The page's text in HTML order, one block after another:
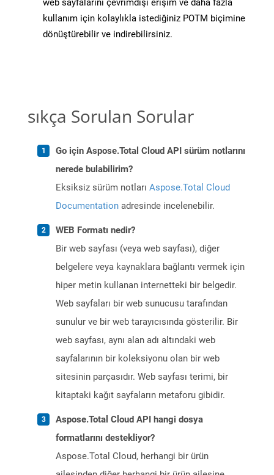
web sayfalarını çevrimdışı erişim ve daha fazla
kullanım için kolaylıkla istediğiniz POTM biçimine
dönüştürebilir ve indirebilirsiniz.
sıkça Sorulan Sorular
Go için Aspose.Total Cloud API sürüm notlarını
nerede bulabilirim?
Eksiksiz sürüm notları Aspose.Total Cloud
Documentation adresinde incelenebilir.
WEB Formatı nedir?
Bir web sayfası (veya web sayfası), diğer
belgelere veya kaynaklara bağlantı vermek için
hiper metin kullanan internetteki bir belgedir.
Web sayfaları bir web sunucusu tarafından
sunulur ve bir web tarayıcısında gösterilir. Bir
web sayfası, aynı alan adı altındaki web
sayfalarının bir koleksiyonu olan bir web
sitesinin parçasıdır. Web sayfası terimi, bir
kitaptaki kağıt sayfaların metaforu gibidir.
Aspose.Total Cloud API hangi dosya
formatlarını destekliyor?
Aspose.Total Cloud, herhangi bir ürün